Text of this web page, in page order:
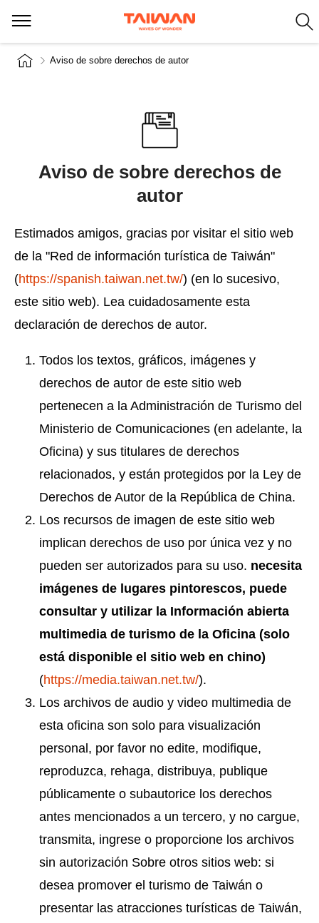
Aviso de sobre derechos de autor
Aviso de sobre derechos de
autor
Estimados amigos, gracias por visitar el sitio web
de la "Red de información turística de Taiwán"
(https://spanish.taiwan.net.tw/) (en lo sucesivo,
este sitio web). Lea cuidadosamente esta
declaración de derechos de autor.
Todos los textos, gráficos, imágenes y
derechos de autor de este sitio web
pertenecen a la Administración de Turismo del
Ministerio de Comunicaciones (en adelante, la
Oficina) y sus titulares de derechos
relacionados, y están protegidos por la Ley de
Derechos de Autor de la República de China.
Los recursos de imagen de este sitio web
implican derechos de uso por única vez y no
pueden ser autorizados para su uso. necesita
imágenes de lugares pintorescos, puede
consultar y utilizar la Información abierta
multimedia de turismo de la Oficina (solo
está disponible el sitio web en chino)
(https://media.taiwan.net.tw/).
Los archivos de audio y video multimedia de
esta oficina son solo para visualización
personal, por favor no edite, modifique,
reproduzca, rehaga, distribuya, publique
públicamente o subautorice los derechos
antes mencionados a un tercero, y no cargue,
transmita, ingrese o proporcione los archivos
sin autorización Sobre otros sitios web: si
desea promover el turismo de Taiwán o
presentar las atracciones turísticas de Taiwán,